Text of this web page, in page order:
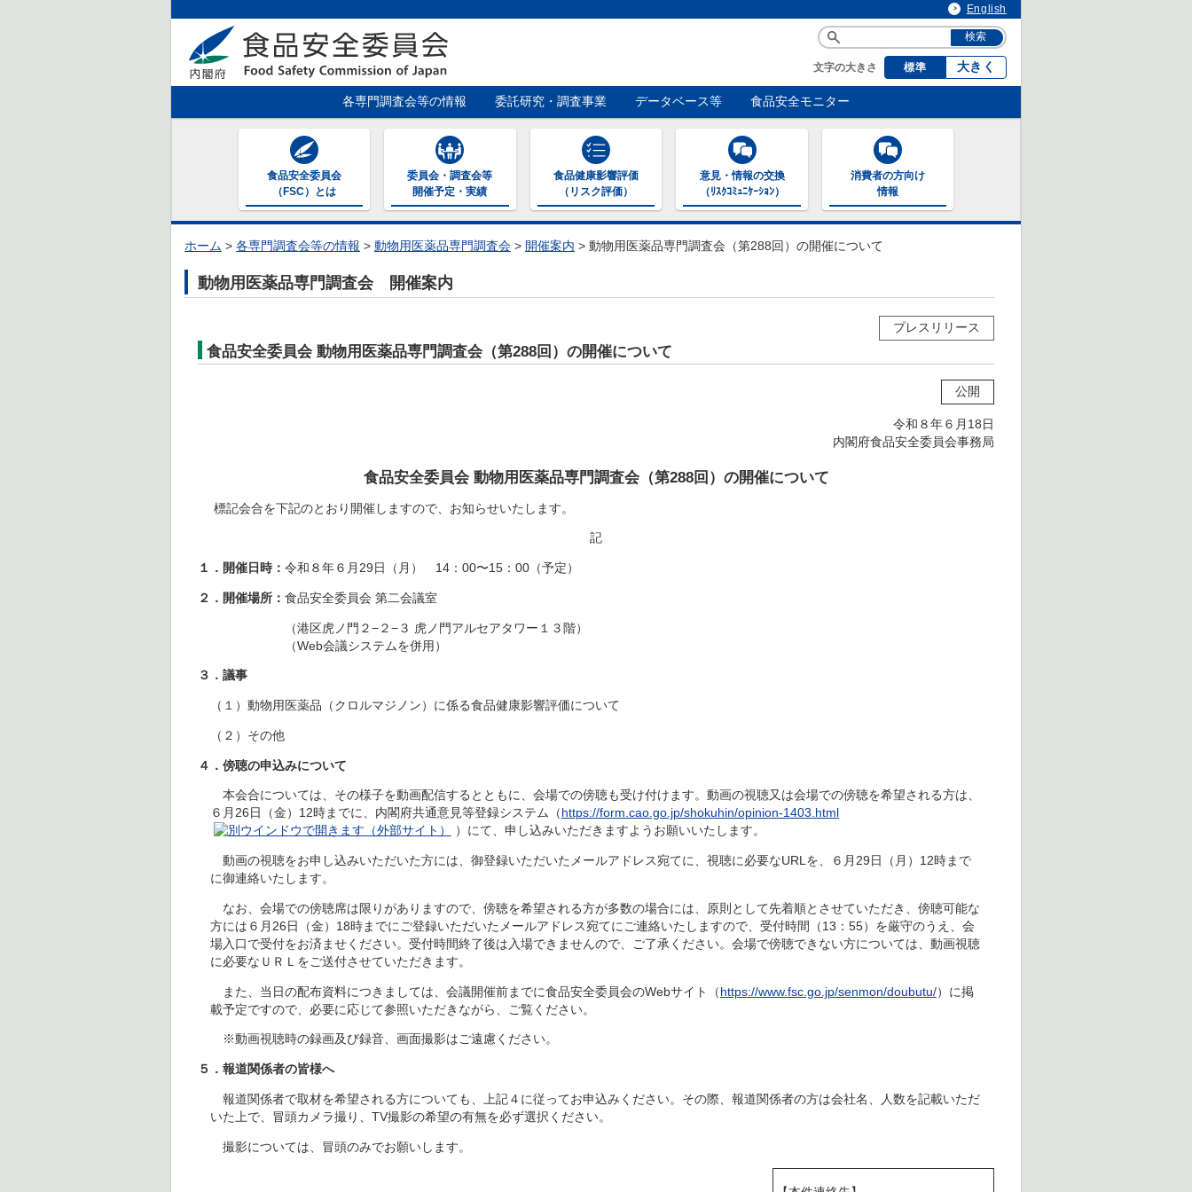
English
文字の大きさ 標準 大きく
各専門調査会等の情報 委託研究・調査事業 データベース等 食品安全モニター
食品安全委員会
（FSC）とは
委員会・調査会等
開催予定・実績
食品健康影響評価
（リスク評価）
意見・情報の交換
（ﾘｽｸｺﾐｭﾆｹｰｼｮﾝ）
消費者の方向け
情報
ホーム > 各専門調査会等の情報 > 動物用医薬品専門調査会 > 開催案内 > 動物用医薬品専門調査会（第288回）の開催について
動物用医薬品専門調査会 開催案内
プレスリリース
食品安全委員会 動物用医薬品専門調査会（第288回）の開催について
公開
令和８年６月18日
内閣府食品安全委員会事務局
食品安全委員会 動物用医薬品専門調査会（第288回）の開催について
標記会合を下記のとおり開催しますので、お知らせいたします。
記
１．開催日時： 令和８年６月29日（月） 14：00〜15：00（予定）
２．開催場所： 食品安全委員会 第二会議室
（港区虎ノ門２−２−３ 虎ノ門アルセアタワー１３階）
（Web会議システムを併用）
３．議事
（１）動物用医薬品（クロルマジノン）に係る食品健康影響評価について
（２）その他
４．傍聴の申込みについて
本会合については、その様子を動画配信するとともに、会場での傍聴も受け付けます。動画の視聴又は会場での傍聴を希望される方は、
６月26日（金）12時までに、内閣府共通意見等登録システム（ https://form.cao.go.jp/shokuhin/opinion-1403.html
）にて、申し込みいただきますようお願いいたします。
動画の視聴をお申し込みいただいた方には、御登録いただいたメールアドレス宛てに、視聴に必要なURLを、６月29日（月）12時まで
に御連絡いたします。
なお、会場での傍聴席は限りがありますので、傍聴を希望される方が多数の場合には、原則として先着順とさせていただき、傍聴可能な
方には６月26日（金）18時までにご登録いただいたメールアドレス宛てにご連絡いたしますので、受付時間（13：55）を厳守のうえ、会
場入口で受付をお済ませください。受付時間終了後は入場できませんので、ご了承ください。会場で傍聴できない方については、動画視聴
に必要なＵＲＬをご送付させていただきます。
また、当日の配布資料につきましては、会議開催前までに食品安全委員会のWebサイト（ https://www.fsc.go.jp/senmon/doubutu/）に掲
載予定ですので、必要に応じて参照いただきながら、ご覧ください。
※動画視聴時の録画及び録音、画面撮影はご遠慮ください。
５．報道関係者の皆様へ
報道関係者で取材を希望される方についても、上記４に従ってお申込みください。その際、報道関係者の方は会社名、人数を記載いただ
いた上で、冒頭カメラ撮り、TV撮影の希望の有無を必ず選択ください。
撮影については、冒頭のみでお願いします。